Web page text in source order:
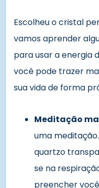
Escolheu o cristal
vamos aprender
para usar a energia
você pode trazer
sua vida de forma
Meditação
uma
quartzo
se na
preencher